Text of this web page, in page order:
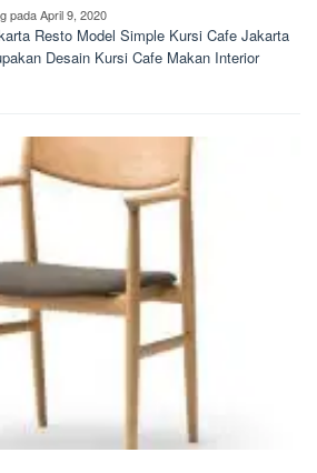
padaApril 9, 2020
Resto Model Simple Kursi Cafe Jakarta
Desain Kursi Cafe Makan Interior